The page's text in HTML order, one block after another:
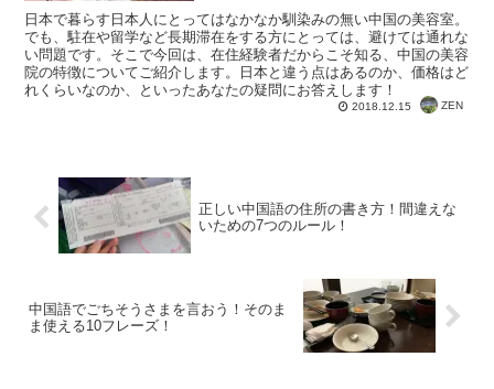
日本で暮らす日本人にとってはなかなか馴染みの無い中国の美容室。
でも、駐在や留学など長期滞在をする方にとっては、避けては通れな
い問題です。そこで今回は、在住経験者だからこそ知る、中国の美容
院の特徴についてご紹介します。日本と違う点はあるのか、価格はど
れくらいなのか、といったあなたの疑問にお答えします！
2018.12.15 ZEN
正しい中国語の住所の書き方！間違えな
いための7つのルール！
中国語でごちそうさまを言おう！そのま
ま使える10フレーズ！